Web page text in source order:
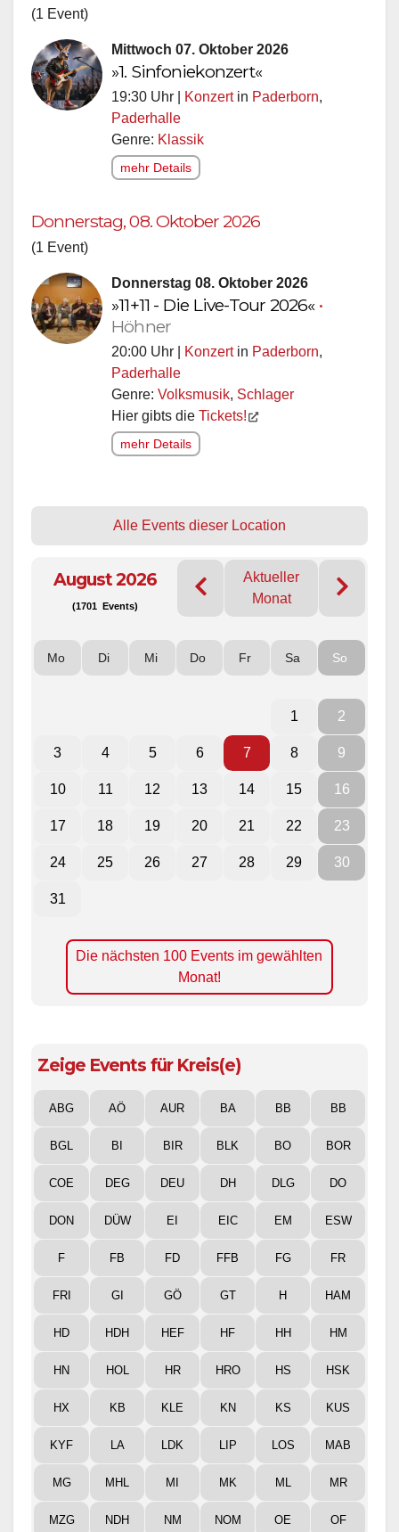
(1 Event)
Mittwoch 07. Oktober 2026
»1. Sinfoniekonzert«
19:30 Uhr | Konzertin Paderborn,
Paderhalle
Genre: Klassik
mehr Details
Donnerstag, 08. Oktober 2026
(1 Event)
Donnerstag 08. Oktober 2026
»11+11 - Die Live-Tour 2026« •
Höhner
20:00 Uhr | Konzertin Paderborn,
Paderhalle
Genre: Volksmusik, Schlager
Hier gibts die Tickets!
mehr Details
Alle Events dieser Location
August 2026
(1701 Events)
Aktueller
Monat
Mo Di Mi Do Fr Sa So
1 2
3 4 5 6 7 8 9
10 11 12 13 14 15 16
17 18 19 20 21 22 23
24 25 26 27 28 29 30
31
Die nächsten 100 Events im gewählten
Monat!
Zeige Events für Kreis(e)
ABG AÖ AUR BA BB BB
BGL BI BIR BLK BO BOR
COE DEG DEU DH DLG DO
DON DÜW EI EIC EM ESW
F FB FD FFB FG FR
FRI GI GÖ GT H HAM
HD HDH HEF HF HH HM
HN HOL HR HRO HS HSK
HX KB KLE KN KS KUS
KYF LA LDK LIP LOS MAB
MG MHL MI MK ML MR
MZG NDH NM NOM OE OF